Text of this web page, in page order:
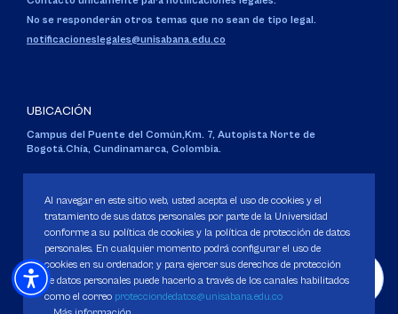
No se responderán otros temas que no sean de tipo legal.
notificacioneslegales@unisabana.edu.co
UBICACIÓN
Campus del Puente del Común,Km. 7, Autopista Norte de
Bogotá.Chía, Cundinamarca, Colombia.
Personería Jurídica:Resolución 130 del 14 de enero de 1980.
Ministerio de Educación Nacional.
Política de Protección de datos
Al navegar en este sitio web, usted acepta el uso de cookies y el
tratamiento de sus datos personales por parte de la Universidad
conforme a su política de cookies y la política de protección de datos
personales. En cualquier momento podrá configurar el uso de
cookies en su ordenador, y para ejercer sus derechos de protección
de datos personales puede hacerlo a través de los canales habilitados
como el correo protecciondedatos@unisabana.edu.co